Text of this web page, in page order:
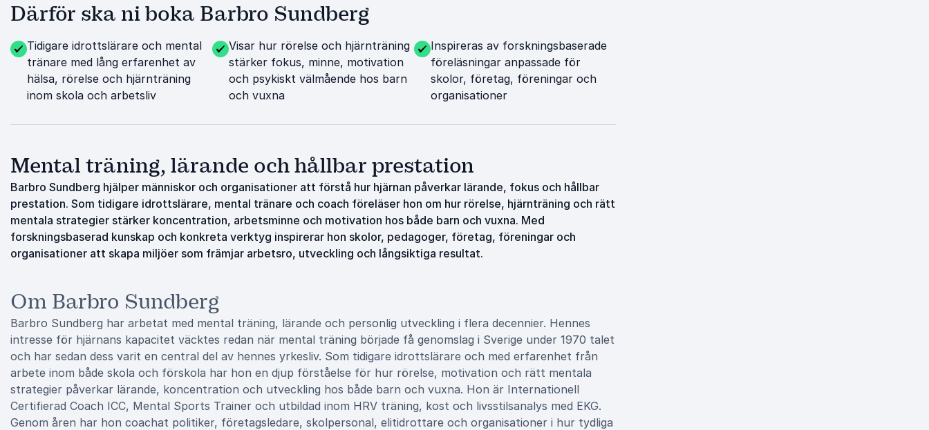
Därför ska ni boka Barbro Sundberg
Tidigare idrottslärare och mental
tränare med lång erfarenhet av
hälsa, rörelse och hjärnträning
inom skola och arbetsliv
Visar hur rörelse och hjärnträning
stärker fokus, minne, motivation
och psykiskt välmående hos barn
och vuxna
Inspireras av forskningsbaserade
föreläsningar anpassade för
skolor, företag, föreningar och
organisationer
Mental träning, lärande och hållbar prestation
Barbro Sundberg hjälper människor och organisationer att förstå hur hjärnan påverkar lärande, fokus och hållbar
prestation. Som tidigare idrottslärare, mental tränare och coach föreläser hon om hur rörelse, hjärnträning och rätt
mentala strategier stärker koncentration, arbetsminne och motivation hos både barn och vuxna. Med
forskningsbaserad kunskap och konkreta verktyg inspirerar hon skolor, pedagoger, företag, föreningar och
organisationer att skapa miljöer som främjar arbetsro, utveckling och långsiktiga resultat.
Om Barbro Sundberg
Barbro Sundberg har arbetat med mental träning, lärande och personlig utveckling i flera decennier. Hennes
intresse för hjärnans kapacitet väcktes redan när mental träning började få genomslag i Sverige under 1970 talet
och har sedan dess varit en central del av hennes yrkesliv. Som tidigare idrottslärare och med erfarenhet från
arbete inom både skola och förskola har hon en djup förståelse för hur rörelse, motivation och rätt mentala
strategier påverkar lärande, koncentration och utveckling hos både barn och vuxna. Hon är Internationell
Certifierad Coach ICC, Mental Sports Trainer och utbildad inom HRV träning, kost och livsstilsanalys med EKG.
Genom åren har hon coachat politiker, företagsledare, skolpersonal, elitidrottare och organisationer i hur tydliga